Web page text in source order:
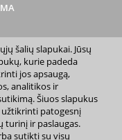
šalių slapukai. Jūsų
kurie padeda
jos apsaugą,
analitikos ir
Šiuos slapukus
patogesnį
turinį ir paslaugas.
sutikti su visų